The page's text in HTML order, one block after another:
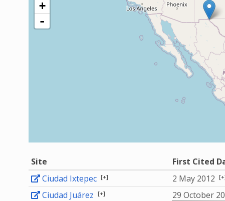
+
-
Site First Cited
Ciudad Ixtepec [+] 2 May 2012
Ciudad Juárez [+] 29 October